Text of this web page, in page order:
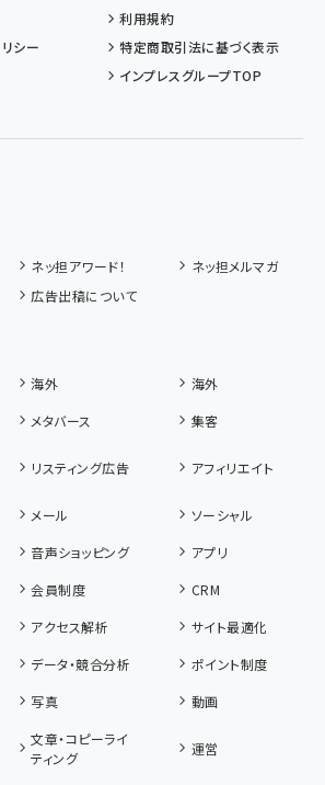
利用規約
シー
特定商取引法に基づく表示
インプレスグループTOP
ネッ担アワード！
ネッ担メルマガ
広告出稿について
海外
海外
メタバース
集客
リスティング広告 アフィリエイト
メール
ソーシャル
音声ショッピング
アプリ
会員制度
CRM
アクセス解析
サイト最適化
データ・競合分析
ポイント制度
写真 動画
文章・コピーライ
ティング
運営